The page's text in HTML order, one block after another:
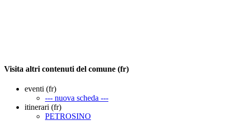
Visita altri contenuti del comune (fr)
eventi (fr)
--- nuova scheda ---
itinerari (fr)
PETROSINO